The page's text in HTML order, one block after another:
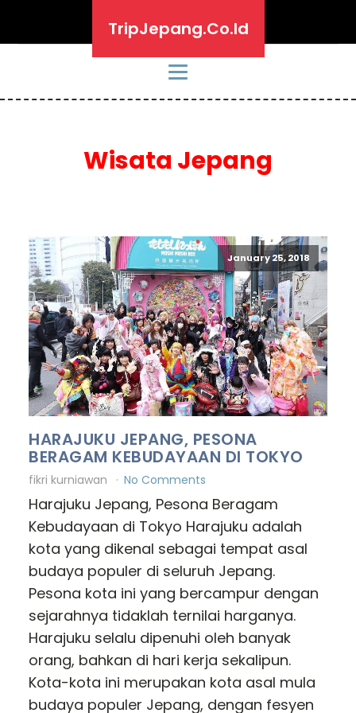
TripJepang.Co.Id
Wisata Jepang
January 25, 2018
HARAJUKU JEPANG, PESONA
BERAGAM KEBUDAYAAN DI TOKYO
fikri kurniawan No Comments
Harajuku Jepang, Pesona Beragam
Kebudayaan di Tokyo Harajuku adalah
kota yang dikenal sebagai tempat asal
budaya populer di seluruh Jepang.
Pesona kota ini yang bercampur dengan
sejarahnya tidaklah ternilai harganya.
Harajuku selalu dipenuhi oleh banyak
orang, bahkan di hari kerja sekalipun.
Kota-kota ini merupakan kota asal mula
budaya populer Jepang, dengan fesyen